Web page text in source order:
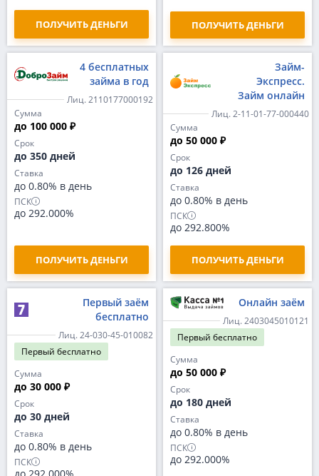
ПОЛУЧИТЬ ДЕНЬГИ ПОЛУЧИТЬ ДЕНЬГИ
4 бесплатных
займа в год
Лиц. 2110177000192
Сумма
до 100 000 ₽
Срок
до 350 дней
Ставка
до 0.80% в день
ПСК
до 292.000%
ПОЛУЧИТЬ ДЕНЬГИ
Займ-
Экспресс.
Займ онлайн
Лиц. 2-11-01-77-000440
Сумма
до 50 000 ₽
Срок
до 126 дней
Ставка
до 0.80% в день
ПСК
до 292.800%
ПОЛУЧИТЬ ДЕНЬГИ
Первый заём
бесплатно
Лиц. 24-030-45-010082
Первый бесплатно
Сумма
до 30 000 ₽
Срок
до 30 дней
Ставка
до 0.80% в день
ПСК
Онлайн заём
Лиц. 2403045010121
Первый бесплатно
Сумма
до 50 000 ₽
Срок
до 180 дней
Ставка
до 0.80% в день
ПСК
до 292.000%